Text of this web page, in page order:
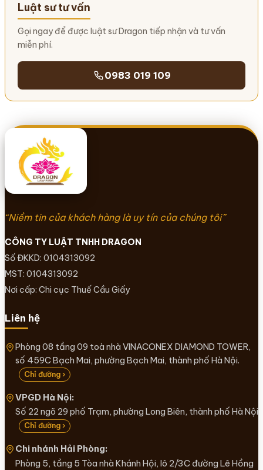
Luật sư tư vấn
Gọi ngay để được luật sư Dragon tiếp nhận và tư vấn
miễn phí.
0983 019 109
“Niềm tin của khách hàng là uy tín của chúng tôi”
CÔNG TY LUẬT TNHH DRAGON
Số ĐKKD: 0104313092
MST: 0104313092
Nơi cấp: Chi cục Thuế Cầu Giấy
Liên hệ
Phòng 08 tầng 09 toà nhà VINACONEX DIAMOND TOWER,
số 459C Bạch Mai, phường Bạch Mai, thành phố Hà Nội.
Chỉ đường ›
VPGD Hà Nội:
Số 22 ngõ 29 phố Trạm, phường Long Biên, thành phố Hà Nội
Chỉ đường ›
Chi nhánh Hải Phòng:
Phòng 5, tầng 5 Tòa nhà Khánh Hội, lô 2/3C đường Lê Hồng